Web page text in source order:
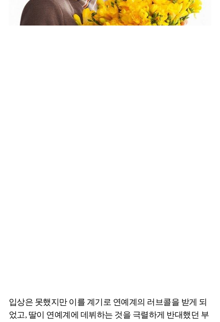
입상은 못했지만 이를 계기로 연예계의 러브콜을 받게 되
었고, 딸이 연예계에 데뷔하는 것을 극렬하게 반대했던 부